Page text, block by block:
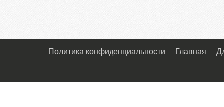
Главная
Политика конфиденциальности